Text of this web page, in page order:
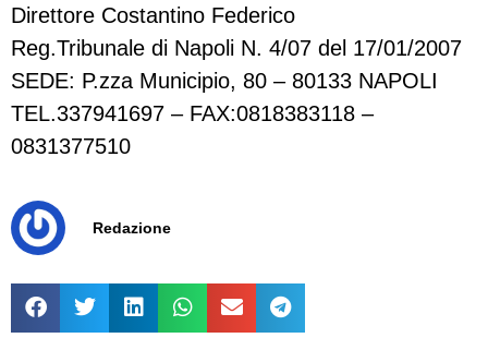
Direttore Costantino Federico
Reg.Tribunale di Napoli N. 4/07 del 17/01/2007
SEDE: P.zza Municipio, 80 – 80133 NAPOLI
TEL.337941697 – FAX:0818383118 –
0831377510
Redazione